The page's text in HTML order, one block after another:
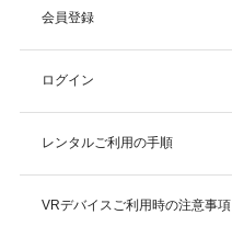
会員登録
ログイン
レンタルご利用の手順
VRデバイスご利用時の注意事項